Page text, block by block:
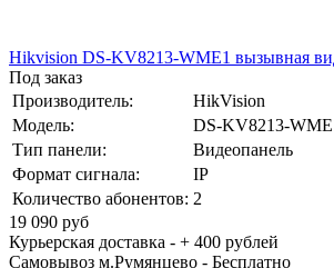
Hikvision DS-KV8213-WME1 вызывная
Под заказ
Производитель:
HikVision
Модель:
DS-KV8213-
Тип панели:
Видеопанель
Формат сигнала:
IP
Количество абонентов: 2
19 090 руб
Курьерская доставка - + 400 рублей
Самовывоз м.Румянцево - Бесплатно